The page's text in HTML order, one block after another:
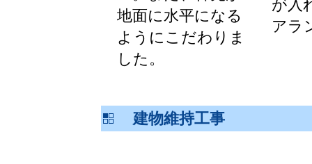
地面に水平になる
ようにこだわりま
した。
が入
アラ
建物維持工事